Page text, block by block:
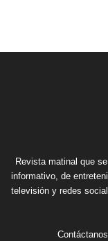
Revista matinal que
informativo, de
televisión y redes